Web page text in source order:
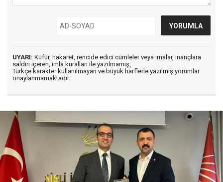
UYARI: Küfür, hakaret, rencide edici cümleler veya imalar, inançlara
saldırı içeren, imla kuralları ile yazılmamış,
Türkçe karakter kullanılmayan ve büyük harflerle yazılmış yorumlar
onaylanmamaktadır.